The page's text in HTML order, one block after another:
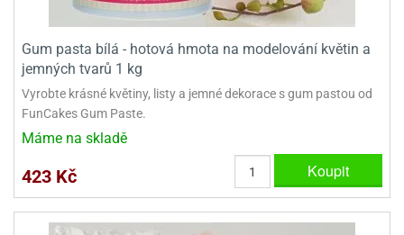
Gum pasta bílá - hotová hmota na modelování květin a
jemných tvarů 1 kg
Vyrobte krásné květiny, listy a jemné dekorace s gum pastou od
FunCakes Gum Paste.
Máme na skladě
423 Kč Koupit